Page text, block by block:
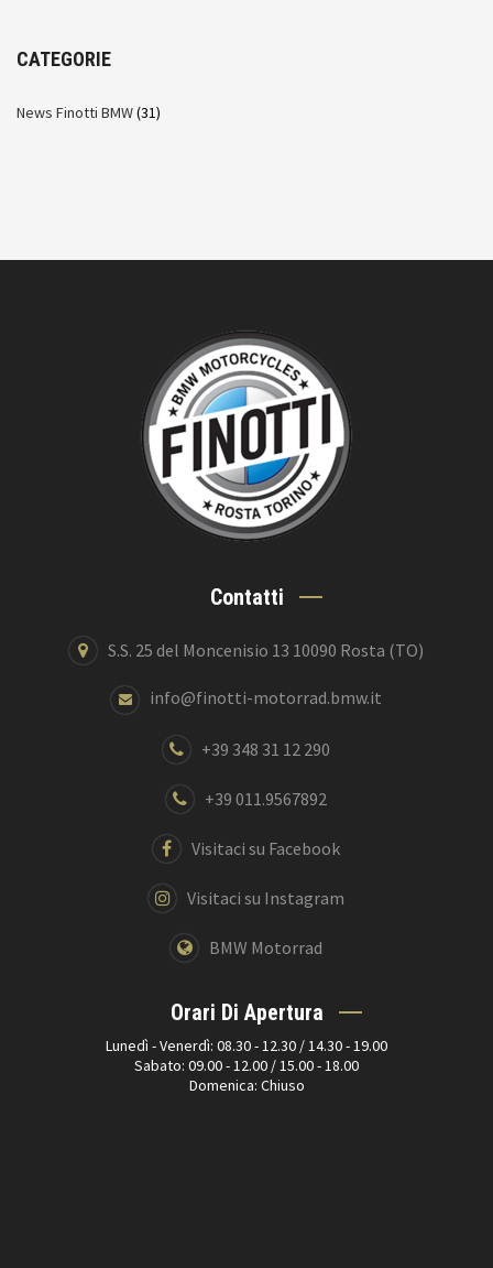
CATEGORIE
News Finotti BMW(31)
Contatti
S.S. 25 del Moncenisio 13 10090 Rosta (TO)
info@finotti-motorrad.bmw.it
+39 348 31 12 290
+39 011.9567892
Visitaci su Facebook
Visitaci su Instagram
BMW Motorrad
Orari Di Apertura
Lunedì - Venerdì: 08.30 - 12.30 / 14.30 - 19.00
Sabato: 09.00 - 12.00 / 15.00 - 18.00
Domenica: Chiuso